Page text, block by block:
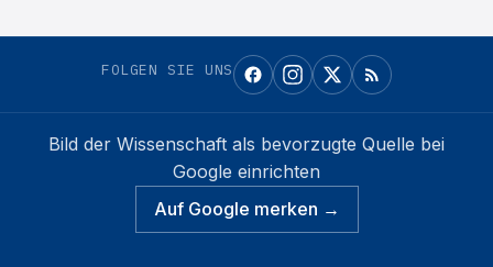
FOLGEN SIE UNS
Bild der Wissenschaft als bevorzugte Quelle bei
Google einrichten
Auf Google merken →